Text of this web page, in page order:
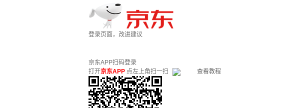
登录页面，改进建议
京东APP扫码登录
打开京东APP 点左上角扫一扫 查看教程